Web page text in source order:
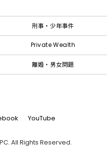
刑事・少年事件
Private Wealth
離婚・男女問題
YouTube
All Rights Reserved.